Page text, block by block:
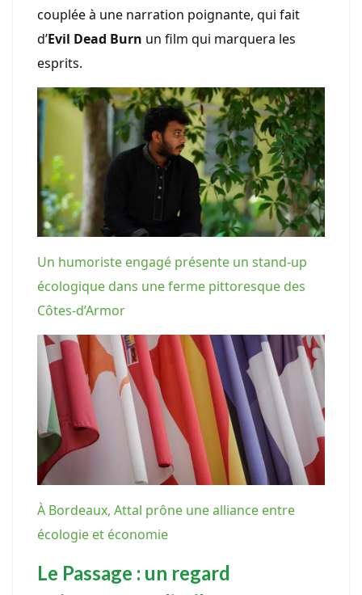
couplée à une narration poignante, qui fait
d’Evil Dead Burn un film qui marquera les
esprits.
Un humoriste engagé présente un stand-up
écologique dans une ferme pittoresque des
Côtes-d’Armor
À Bordeaux, Attal prône une alliance entre
écologie et économie
Le Passage : un regard